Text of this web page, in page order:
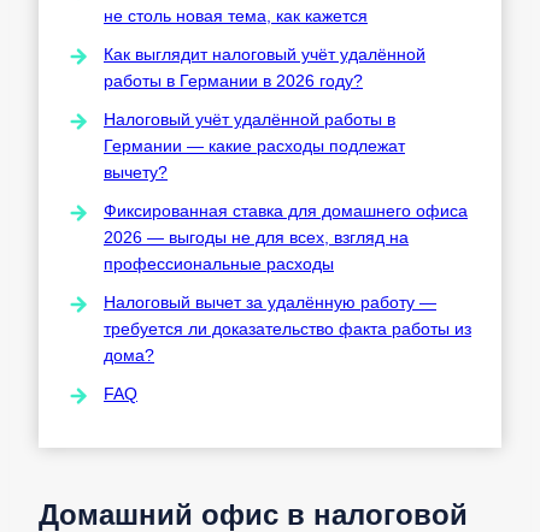
не столь новая тема, как кажется
Как выглядит налоговый учёт удалённой
работы в Германии в 2026 году?
Налоговый учёт удалённой работы в
Германии — какие расходы подлежат
вычету?
Фиксированная ставка для домашнего офиса
2026 — выгоды не для всех, взгляд на
профессиональные расходы
Налоговый вычет за удалённую работу —
требуется ли доказательство факта работы из
дома?
FAQ
Домашний офис в налоговой